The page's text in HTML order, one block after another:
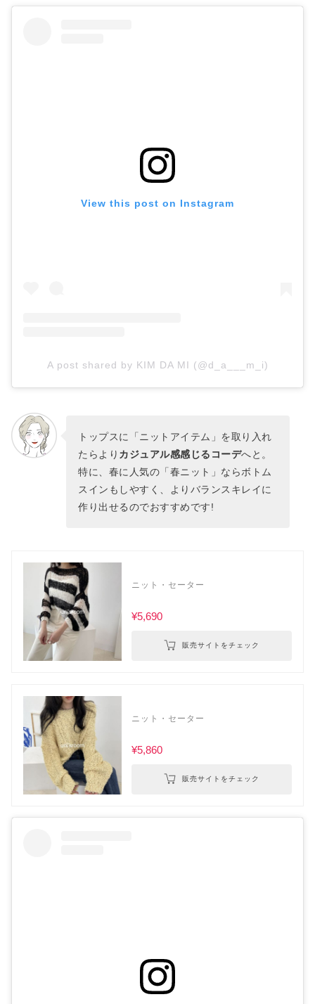
View this post on Instagram
A post shared by KIM DA MI (@d_a___m_i)
トップスに「ニットアイテム」を取り入れ
たらより カジュアル感感じるコーデへと。
特に、春に人気の「春ニット」ならボトム
スインもしやすく、よりバランスキレイに
作り出せるのでおすすめです!
ニット・セーター
¥5,690
販売サイトをチェック
ニット・セーター
¥5,860
販売サイトをチェック